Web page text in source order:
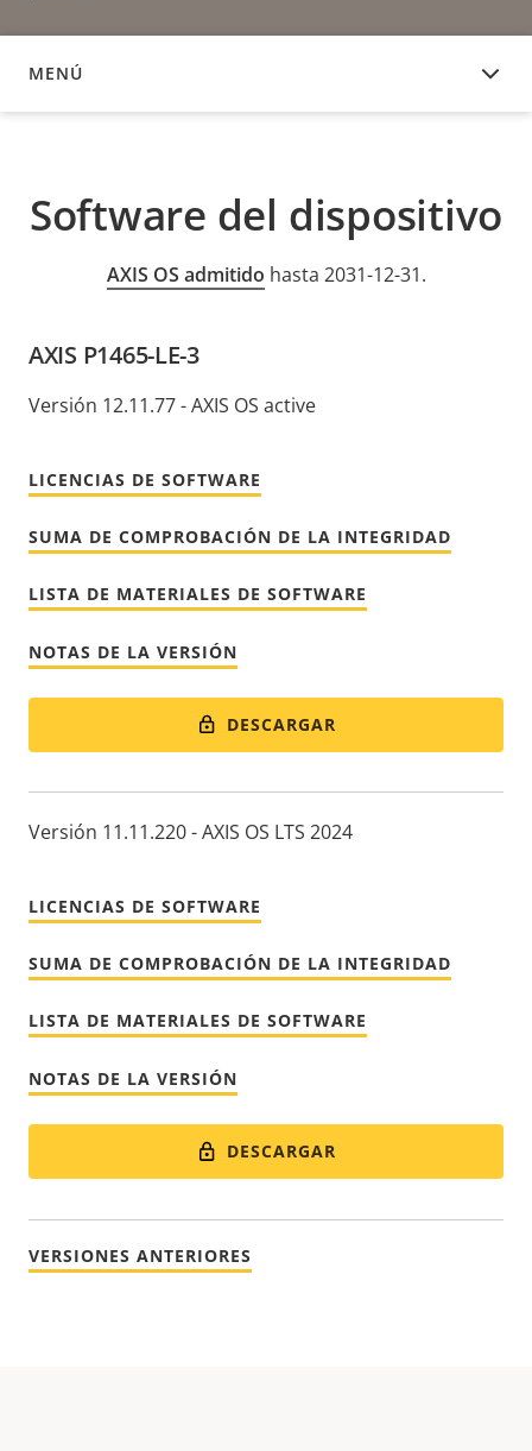
MENÚ
SOFTWARE DEL DISPOSITIVO
Software del dispositivo
AXIS OS admitido hasta 2031-12-31.
AXIS P1465-LE-3
Versión 12.11.77 - AXIS OS active
LICENCIAS DE SOFTWARE
SUMA DE COMPROBACIÓN DE LA INTEGRIDAD
LISTA DE MATERIALES DE SOFTWARE
NOTAS DE LA VERSIÓN
DESCARGAR
Versión 11.11.220 - AXIS OS LTS 2024
LICENCIAS DE SOFTWARE
SUMA DE COMPROBACIÓN DE LA INTEGRIDAD
LISTA DE MATERIALES DE SOFTWARE
NOTAS DE LA VERSIÓN
DESCARGAR
VERSIONES ANTERIORES